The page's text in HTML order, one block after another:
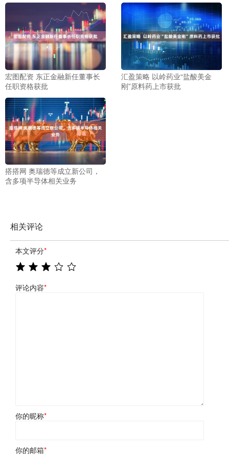
宏图配资 东正金融新任董事长
任职资格获批
汇盈策略 以岭药业“盐酸美金
刚”原料药上市获批
搭搭网 奥瑞德等成立新公司，
含多项半导体相关业务
相关评论
本文评分*
评论内容*
你的昵称*
你的邮箱*